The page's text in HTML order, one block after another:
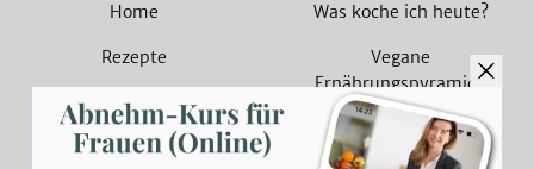
Home
Rezepte
Magazin
Sammlungen
Was koche ich heute?
Vegane
Ernährungspyramide
Vegane Rezepte